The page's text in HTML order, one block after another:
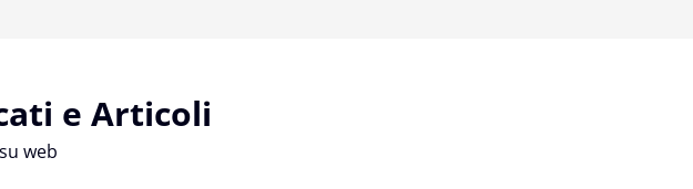
e Articoli
web